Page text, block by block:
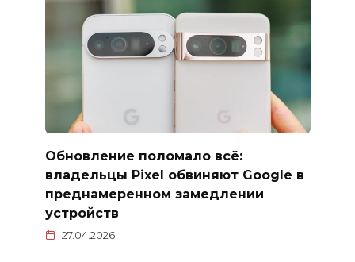
Обновление поломало всё:
владельцы Pixel обвиняют Google в
преднамеренном замедлении
устройств
27.04.2026